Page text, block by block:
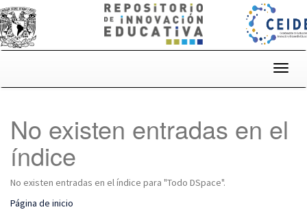
No existen entradas en el
índice
No existen entradas en el índice para "Todo DSpace".
Página de inicio